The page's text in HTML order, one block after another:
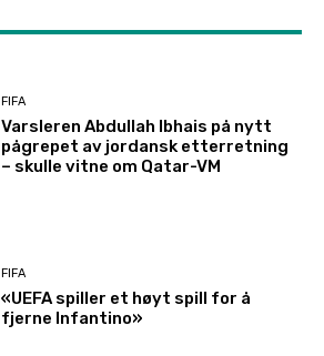
FIFA
Varsleren Abdullah Ibhais på nytt
pågrepet av jordansk etterretning
– skulle vitne om Qatar-VM
FIFA
«UEFA spiller et høyt spill for å
fjerne Infantino»